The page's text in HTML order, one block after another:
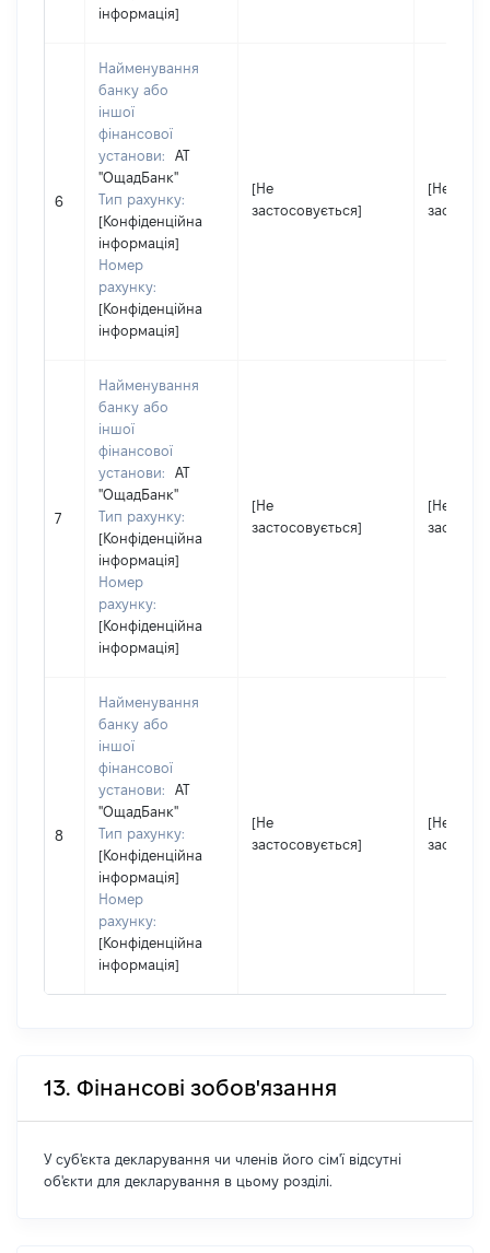
інформація]
6
Найменування
банку або
іншої
фінансової
установи:
АТ
''ОщадБанк''
Тип рахунку:
[Конфіденційна
інформація]
Номер
рахунку:
[Конфіденційна
інформація]
[Не
застосовується]
[Не
7
Найменування
банку або
іншої
фінансової
установи:
АТ
''ОщадБанк''
Тип рахунку:
[Конфіденційна
інформація]
Номер
рахунку:
[Конфіденційна
інформація]
[Не
застосовується]
[Не
8
Найменування
банку або
іншої
фінансової
установи:
АТ
''ОщадБанк''
Тип рахунку:
[Конфіденційна
інформація]
Номер
рахунку:
[Конфіденційна
інформація]
[Не
застосовується]
[Не
13. Фінансові зобов'язання
У суб'єкта декларування чи членів його сім'ї відсутні
об'єкти для декларування в цьому розділі.